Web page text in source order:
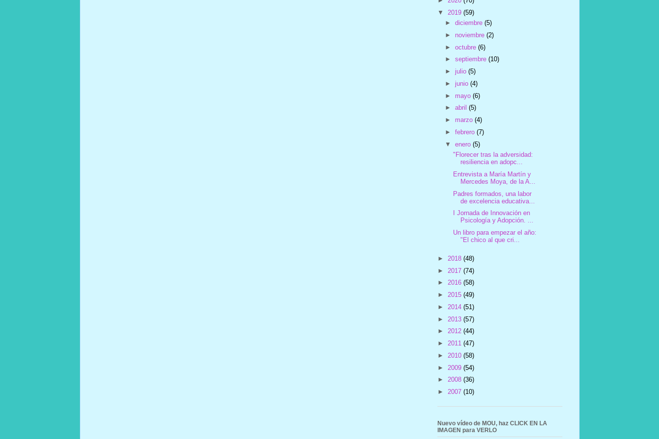
▼ 2019 (59)
►diciembre(5)
► noviembre(2)
►octubre(6)
►septiembre(10)
►julio(5)
►junio(4)
► mayo(6)
►abril(5)
► marzo(4)
►febrero(7)
▼enero(5)
"Florecer tras la adversidad:
resiliencia en adopc...
Entrevista a María Martín y
Mercedes Moya, de la A...
Padres formados, una labor
de excelencia educativa...
I Jornada de Innovación en
Psicología y Adopción. ...
Un libro para empezar el año:
"El chico al que cri...
► 2018 (48)
► 2017 (74)
► 2016 (58)
► 2015 (49)
► 2014 (51)
► 2013 (57)
► 2012 (44)
► 2011 (47)
► 2010 (58)
► 2009 (54)
► 2008 (36)
► 2007 (10)
Nuevo vídeo de MOU, haz CLICK EN LA
IMAGEN para VERLO